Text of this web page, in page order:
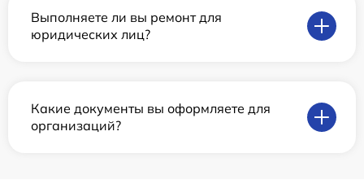
Выполняете ли вы ремонт для
юридических лиц?
Какие документы вы оформляете для
организаций?